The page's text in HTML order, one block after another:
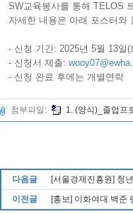
SW교육봉사를 통해 TELOS
자세한 내용은 아래 포스터와
- 신청 기간: 2025년 5월 13일(
- 신청서 제출:
- 신청 완료 후에는 개별연락
첨부파일: 1. (양식)_졸업프
다음글
[서울경제진흥원] 청
이전글
[홍보] 이화여대 백준